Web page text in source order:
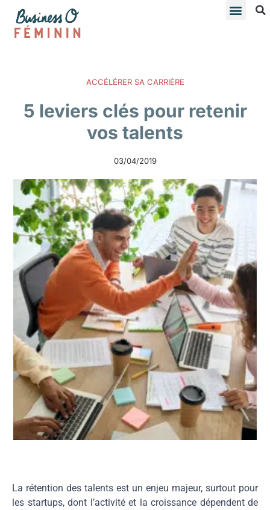
ACCÉLÉRER SA CARRIÈRE
5 leviers clés pour retenir
vos talents
03/04/2019
La rétention des talents est un enjeu majeur, surtout pour
les startups, dont l’activité et la croissance dépendent de